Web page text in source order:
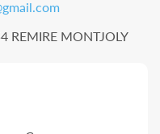
REMIRE MONTJOLY